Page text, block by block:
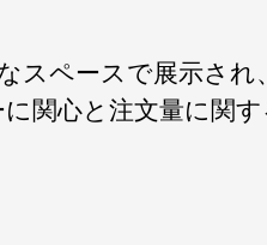
スペースで展示さ
関心と注文量に関